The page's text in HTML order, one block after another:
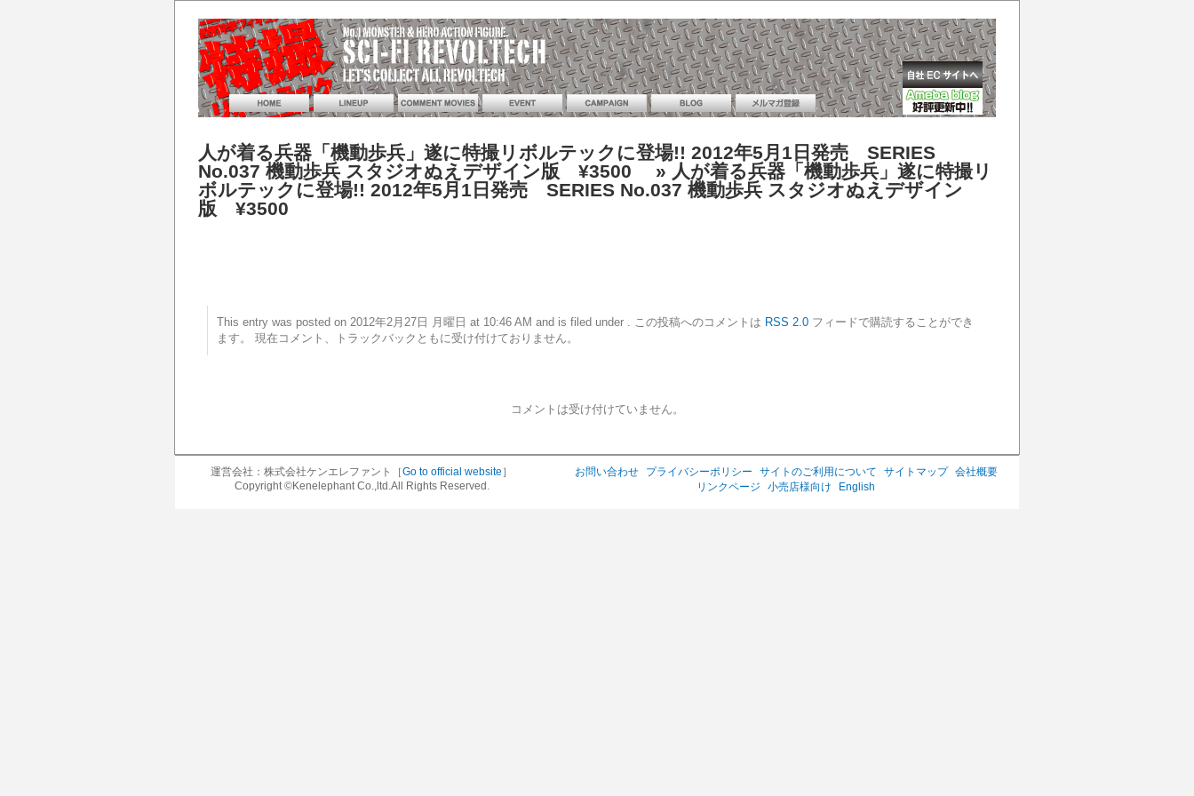
人が着る兵器「機動歩兵」遂に特撮リボルテックに登場!! 2012年5月1日発売 SERIES
No.037 機動歩兵 スタジオぬえデザイン版 ¥3500
» 人が着る兵器「機動歩兵」遂に特撮リ
ボルテックに登場!! 2012年5月1日発売 SERIES No.037 機動歩兵 スタジオぬえデザイン
版 ¥3500
This entry was posted on 2012年2月27日 月曜日 at 10:46 AM and is filed under . この投稿へのコメントは RSS 2.0 フィードで購読することができ
ます。 現在コメント、トラックバックともに受け付けておりません。
コメントは受け付けていません。
運営会社：株式会社ケンエレファント［Go to official website ］
Copyright ©Kenelephant Co.,ltd.All Rights Reserved.
お問い合わせ プライバシーポリシー サイトのご利用について サイトマップ
会社概要
リンクページ
小売店様向け English